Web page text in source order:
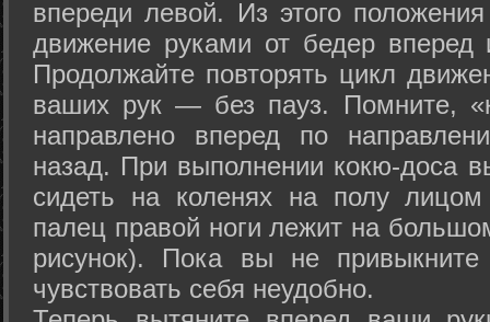
впереди левой. Из этого
движение руками от бедер вперед
Продолжайте повторять цикл
ваших рук — без пауз. Помните,
направлено вперед по
назад. При выполнении кокю-доса
сидеть на коленях на полу
палец правой ноги лежит на
рисунок). Пока вы не
чувствовать себя неудобно.